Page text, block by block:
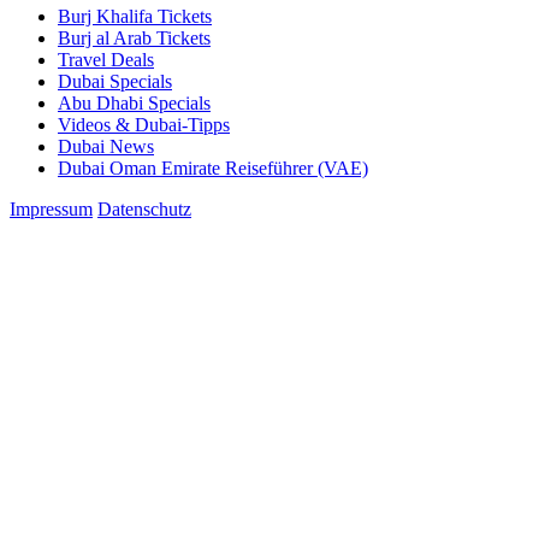
Burj Khalifa Tickets
Burj al Arab Tickets
Travel Deals
Dubai Specials
Abu Dhabi Specials
Videos & Dubai-Tipps
Dubai News
Dubai Oman Emirate Reiseführer (VAE)
Impressum Datenschutz